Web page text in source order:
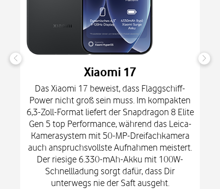
Xiaomi 17
Das Xiaomi 17 beweist, dass Flaggschiff-
Power nicht groß sein muss. Im kompakten
6,3-Zoll-Format liefert der Snapdragon 8 Elite
Gen 5 top Performance, während das Leica-
Kamerasystem mit 50-MP-Dreifachkamera
auch anspruchsvollste Aufnahmen meistert.
Der riesige 6.330-mAh-Akku mit 100W-
Schnellladung sorgt dafür, dass Dir
unterwegs nie der Saft ausgeht.